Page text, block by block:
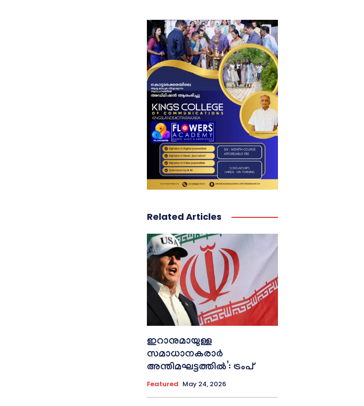
Related Articles
ഇറാനുമായുള്ള
സമാധാനകരാർ
അന്തിമഘട്ടത്തിൽ‌’: ട്രംപ്
Featured May 24, 2026